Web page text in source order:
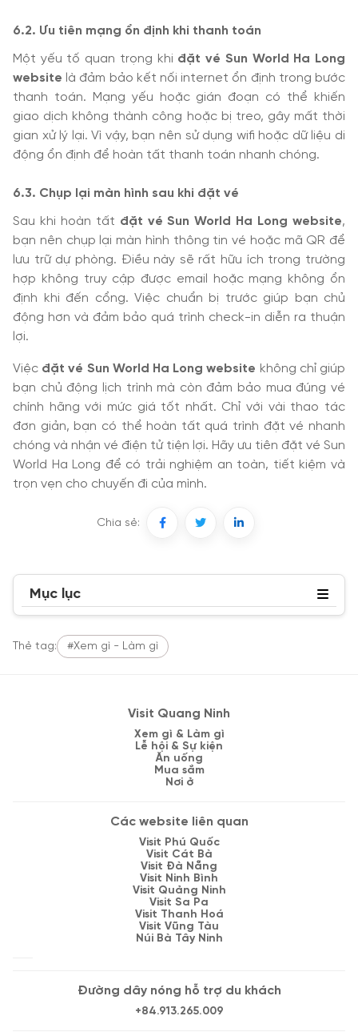
6.2. Ưu tiên mạng ổn định khi thanh toán
Một yếu tố quan trọng khi đặt vé Sun World Ha Long
website là đảm bảo kết nối internet ổn định trong bước
thanh toán. Mạng yếu hoặc gián đoạn có thể khiến
giao dịch không thành công hoặc bị treo, gây mất thời
gian xử lý lại. Vì vậy, bạn nên sử dụng wifi hoặc dữ liệu di
động ổn định để hoàn tất thanh toán nhanh chóng.
6.3. Chụp lại màn hình sau khi đặt vé
Sau khi hoàn tất đặt vé Sun World Ha Long website,
bạn nên chụp lại màn hình thông tin vé hoặc mã QR để
lưu trữ dự phòng. Điều này sẽ rất hữu ích trong trường
hợp không truy cập được email hoặc mạng không ổn
định khi đến cổng. Việc chuẩn bị trước giúp bạn chủ
động hơn và đảm bảo quá trình check-in diễn ra thuận
lợi.
Việc đặt vé Sun World Ha Long website không chỉ giúp
bạn chủ động lịch trình mà còn đảm bảo mua đúng vé
chính hãng với mức giá tốt nhất. Chỉ với vài thao tác
đơn giản, bạn có thể hoàn tất quá trình đặt vé nhanh
chóng và nhận vé điện tử tiện lợi. Hãy ưu tiên đặt vé Sun
World Ha Long để có trải nghiệm an toàn, tiết kiệm và
trọn vẹn cho chuyến đi của mình.
Chia sẻ:
Mục lục
Thẻ tag: #Xem gì - Làm gì
Visit Quang Ninh
Xem gì & Làm gì
Lễ hội & Sự kiện
Ăn uống
Mua sắm
Nơi ở
Các website liên quan
Visit Phú Quốc
Visit Cát Bà
Visit Đà Nẵng
Visit Ninh Bình
Visit Quảng Ninh
Visit Sa Pa
Visit Thanh Hoá
Visit Vũng Tàu
Núi Bà Tây Ninh
Đường dây nóng hỗ trợ du khách
+84.913.265.009